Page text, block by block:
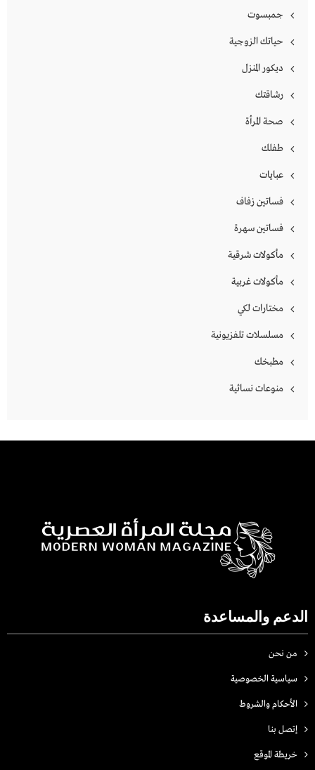
جمبسوت
حياتك الزوجية
ديكور المنزل
رشاقتك
صحة المرأة
طفلك
عبايات
فساتين زفاف
فساتين سهرة
مأكولات شرقية
مأكولات غربية
مختارات لكي
مسلسلات تلفزيونية
مطبخك
منوعات نسائية
الدعم والمساعدة
من نحن
سياسية الخصوصية
الأحكام والشروط
إتصل بنا
خريطة الموقع